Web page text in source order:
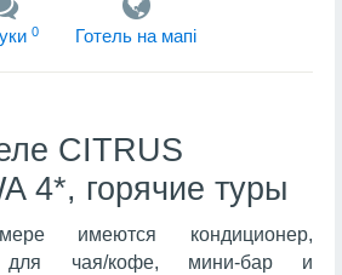
0 Готель на мапi
CITRUS
4*, горячие туры
имеются кондиционер,
для чая/кофе, мини-бар и